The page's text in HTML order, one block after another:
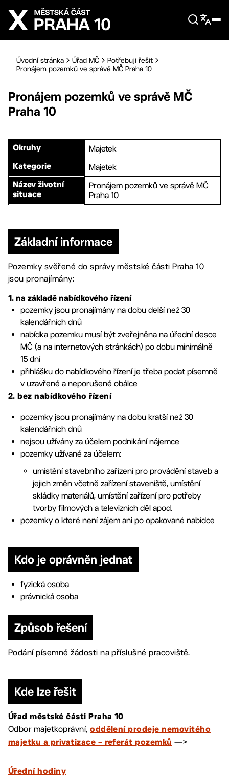
Přejít na hlavní obsah
Úvodní stránka Úřad MČ
Potřebuji řešit
Pronájem pozemků ve správě MČ Praha 10
Pronájem pozemků ve správě MČ
Praha 10
Okruhy Majetek
Kategorie Majetek
Název životní
situace
Pronájem pozemků ve správě MČ
Praha 10
Základní informace
Pozemky svěřené do správy městské části Praha 10
jsou pronajímány:
1. na základě nabídkového řízení
pozemky jsou pronajímány na dobu delší než 30
kalendářních dnů
nabídka pozemku musí být zveřejněna na úřední desce
MČ (a na internetových stránkách) po dobu minimálně
15 dní
přihlášku do nabídkového řízení je třeba podat písemně
v uzavřené a neporušené obálce
2. bez nabídkového řízení
pozemky jsou pronajímány na dobu kratší než 30
kalendářních dnů
nejsou užívány za účelem podnikání nájemce
pozemky užívané za účelem:
umístění stavebního zařízení pro provádění staveb a
jejich změn včetně zařízení staveniště, umístění
skládky materiálů, umístění zařízení pro potřeby
tvorby filmových a televizních děl apod.
pozemky o které není zájem ani po opakované nabídce
Kdo je oprávněn jednat
fyzická osoba
právnická osoba
Způsob řešení
Podání písemné žádosti na příslušné pracoviště.
Kde lze řešit
Úřad městské části Praha 10
Odbor majetkoprávní,oddělení prodeje nemovitého
majetku a privatizace – referát pozemků —>
Úřední hodiny